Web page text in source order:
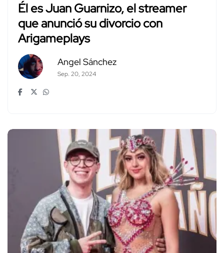
Él es Juan Guarnizo, el streamer
que anunció su divorcio con
Arigameplays
Angel Sánchez
Sep. 20, 2024